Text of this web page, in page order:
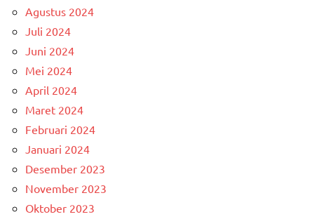
Agustus 2024
Juli 2024
Juni 2024
Mei 2024
April 2024
Maret 2024
Februari 2024
Januari 2024
Desember 2023
November 2023
Oktober 2023